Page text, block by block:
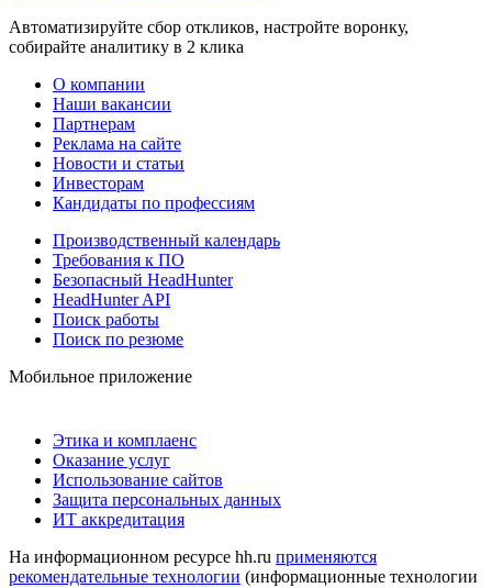
Автоматизируйте сбор откликов, настройте воронку,
собирайте аналитику в 2 клика
О компании
Наши вакансии
Партнерам
Реклама на сайте
Новости и статьи
Инвесторам
Кандидаты по профессиям
Производственный календарь
Требования к ПО
Безопасный HeadHunter
HeadHunter API
Поиск работы
Поиск по резюме
Мобильное приложение
Этика и комплаенс
Оказание услуг
Использование сайтов
Защита персональных данных
ИТ аккредитация
На информационном ресурсе hh.ru применяются
рекомендательные технологии (информационные технологии